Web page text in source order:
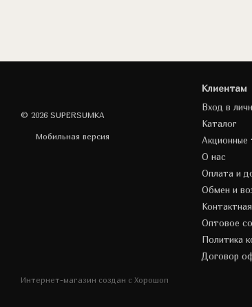
© 2026 SUPERSUMKA
Мобильная версия
Интернет-магазин создан с Хорошоп
Клиентам
Вход в
Каталог
Акционные
О нас
Оплата и
Обмен и
Оптовое
Политика
Договор